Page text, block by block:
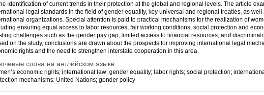
identification of current trends in their protection at the global and regional levels. The article
legal standards in the field of gender equality, key universal and regional treaties, as well
organizations. Special attention is paid to practical mechanisms for the realization of
ensuring equal access to labor resources, fair working conditions, social protection and
challenges such as the gender pay gap, limited access to financial resources, and
on the study, conclusions are drawn about the prospects for improving international legal
rights and the need to strengthen interstate cooperation in this area.
слова на английском языке:
economic rights; international law; gender equality; labor rights; social protection;
mechanisms; United Nations; gender policy